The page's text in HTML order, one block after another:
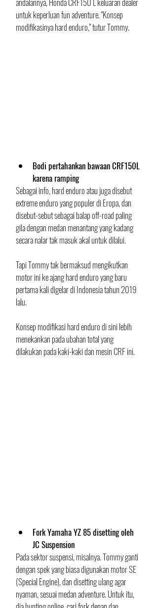
untuk keperluan fun adventure. "Konsep
modifikasinya hard enduro," tutur Tommy.
Bodi pertahankan bawaan CRF150L
karena ramping
Sebagai info, hard enduro atau juga disebut
extreme enduro yang populer di Eropa, dan
disebut-sebut sebagai balap off-road paling
gila dengan medan menantang yang kadang
secara nalar tak masuk akal untuk dilalui.
Tapi Tommy tak bermaksud mengikutkan
motor ini ke ajang hard enduro yang baru
pertama kali digelar di Indonesia tahun 2019
lalu.
Konsep modifikasi hard enduro di sini lebih
menekankan pada ubahan total yang
dilakukan pada kaki-kaki dan mesin CRF ini.
Fork Yamaha YZ 85 disetting oleh
JC Suspension
Pada sektor suspensi, misalnya. Tommy ganti
dengan spek yang biasa digunakan motor SE
(Special Engine), dan disetting ulang agar
nyaman, sesuai medan adventure. Untuk itu,